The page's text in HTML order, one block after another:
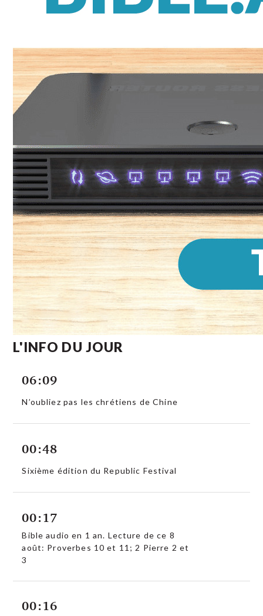
L'INFO DU JOUR
06:09
N’oubliez pas les chrétiens de Chine
00:48
Sixième édition du Republic Festival
00:17
Bible audio en 1 an. Lecture de ce 8
août: Proverbes 10 et 11; 2 Pierre 2 et
3
00:16